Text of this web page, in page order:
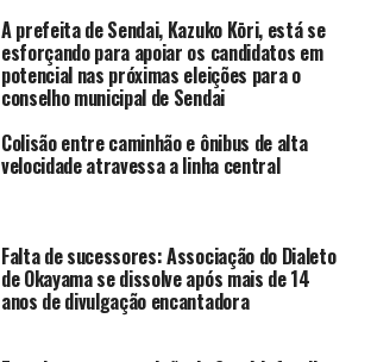
A prefeita de Sendai, Kazuko Kōri, está se
esforçando para apoiar os candidatos em
potencial nas próximas eleições para o
conselho municipal de Sendai
Colisão entre caminhão e ônibus de alta
velocidade atravessa a linha central
Falta de sucessores: Associação do Dialeto
de Okayama se dissolve após mais de 14
anos de divulgação encantadora